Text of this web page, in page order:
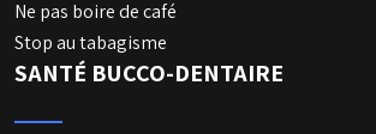
Ne pas boire de café
Stop au tabagisme
SANTÉ BUCCO-DENTAIRE